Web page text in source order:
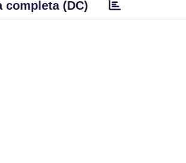
completa (DC)